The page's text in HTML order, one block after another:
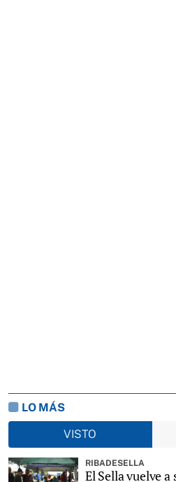
LO MÁS
VISTO
RIBADESELLA
El Sella vuelve a